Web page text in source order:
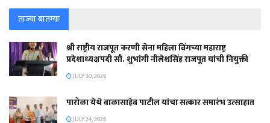
ताज्या बातम्या
श्री राष्ट्रीय राजपूत करणी सेना महिला विंगच्या महाराष्ट्र
प्रदेशाध्यक्षपदी सौ. शुभांगी नीलेशसिंह राजपूत यांची नियुक्ती
JULY 30, 2026
पारोळा येथे बाळासाहेब पाटील यांचा सत्कार समारंभ उत्साहात
JULY 24, 2026